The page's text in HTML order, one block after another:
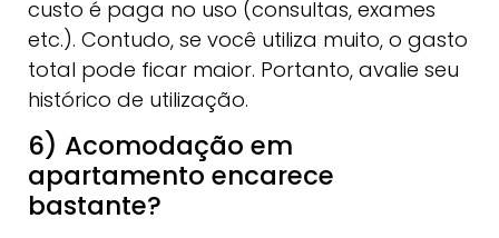
custo é paga no uso (consultas, exames
etc.). Contudo, se você utiliza muito, o gasto
total pode ficar maior. Portanto, avalie seu
histórico de utilização.
6) Acomodação em
apartamento encarece
bastante?